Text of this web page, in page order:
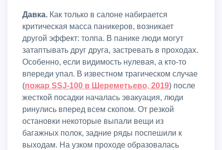
Давка. Как только в салоне набирается
критическая масса паникеров, возникает
другой эффект: толпа. В панике люди могут
затаптывать друг друга, застревать в проходах.
Особенно, если видимость нулевая, а кто-то
впереди упал. В известном трагическом случае
(пожар SSJ-100 в Шереметьево, 2019) после
жесткой посадки началась эвакуация, люди
ринулись вперед всем скопом. От резкой
остановки некоторые выпали вещи из
багажных полок, задние ряды поспешили к
выходам. На узком проходе образовалась